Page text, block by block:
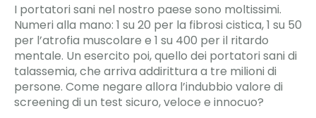
I portatori sani nel nostro paese sono moltissimi.
Numeri alla mano: 1 su 20 per la fibrosi cistica, 1 su 50
per l’atrofia muscolare e 1 su 400 per il ritardo
mentale. Un esercito poi, quello dei portatori sani di
talassemia, che arriva addirittura a tre milioni di
persone. Come negare allora l’indubbio valore di
screening di un test sicuro, veloce e innocuo?